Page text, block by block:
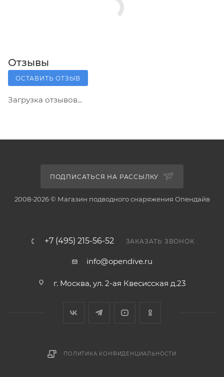
Отзывы
ОСТАВИТЬ ОТЗЫВ
Загрузка отзывов...
ПОДПИСАТЬСЯ НА РАССЫЛКУ
2008-2026 © Магазин подводного снаряжения Опендайв
+7 (495) 215-56-52 ЗАКАЗАТЬ ЗВОНОК
info@opendive.ru
г. Москва, ул. 2-ая Квесисская д.23
ПОЛИТИКА КОНФИДЕНЦИАЛЬНОСТИ